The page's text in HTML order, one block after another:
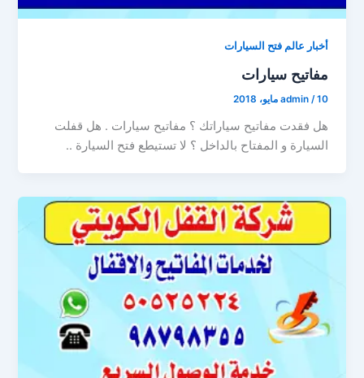
أخبار عالم فتح السيارات
مفاتيح سيارات
admin /10 مايو، 2018
هل فقدت مفاتيح سياراتك ؟ مفاتيح سيارات . هل قفلت
السيارة و المفتاح بالداخل ؟ لا تستيطع فتح السيارة ..